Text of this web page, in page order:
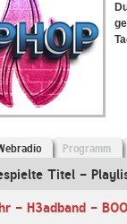
Programm
Titel -
- H3adband -